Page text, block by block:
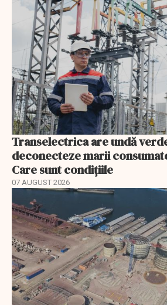
Transelectrica are undă
deconecteze marii
Care sunt condițiile
07 AUGUST 2026